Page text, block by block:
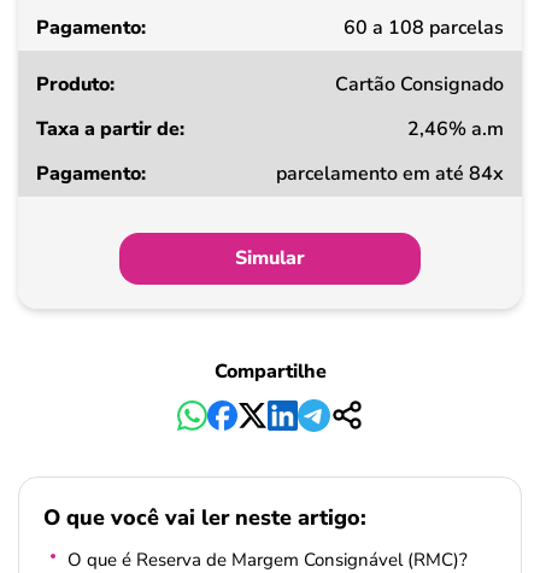
Pagamento
60 a 108 parcelas
Cartão Consignado
2,46% a.m
parcelamento em até 84x
Simular
Compartilhe
O que você vai ler neste artigo:
O que é Reserva de Margem Consignável (RMC)?